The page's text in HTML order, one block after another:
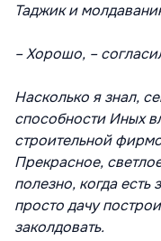
Таджик и
– Хорошо, –
Насколько я знал,
способности Иных
строительной
Прекрасное,
полезно, когда
просто дачу
заколдовать.